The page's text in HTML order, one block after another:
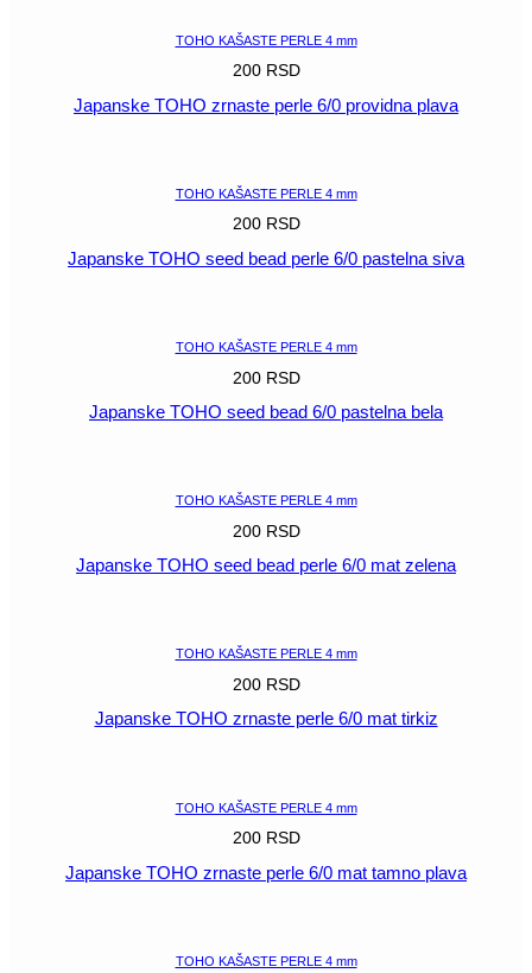
TOHO KAŠASTE PERLE 4 mm
200 RSD
Japanske TOHO zrnaste perle 6/0 providna plava
TOHO KAŠASTE PERLE 4 mm
200 RSD
Japanske TOHO seed bead perle 6/0 pastelna siva
TOHO KAŠASTE PERLE 4 mm
200 RSD
Japanske TOHO seed bead 6/0 pastelna bela
TOHO KAŠASTE PERLE 4 mm
200 RSD
Japanske TOHO seed bead perle 6/0 mat zelena
TOHO KAŠASTE PERLE 4 mm
200 RSD
Japanske TOHO zrnaste perle 6/0 mat tirkiz
TOHO KAŠASTE PERLE 4 mm
200 RSD
Japanske TOHO zrnaste perle 6/0 mat tamno plava
TOHO KAŠASTE PERLE 4 mm